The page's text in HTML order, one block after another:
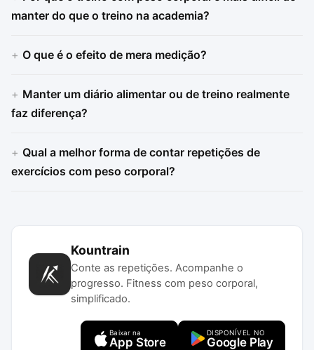
manter do que o treino na academia?
O que é o efeito de mera medição?
Manter um diário alimentar ou de treino realmente
faz diferença?
Qual a melhor forma de contar repetições de
exercícios com peso corporal?
Kountrain
Conte as repetições. Acompanhe o
progresso. Fitness com peso corporal,
simplificado.
Baixar na
App Store
DISPONÍVEL NO
Google Play